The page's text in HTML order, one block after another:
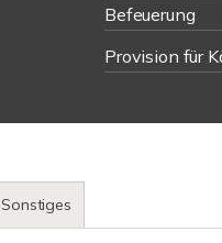
Befeuerung
Provision für
Sonstiges